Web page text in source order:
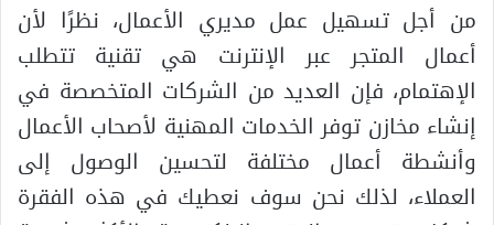
من أجل تسهيل عمل مديري الأعمال، نظرًا لأن
أعمال المتجر عبر الإنترنت هي تقنية تتطلب
الإهتمام، فإن العديد من الشركات المتخصصة في
إنشاء مخازن توفر الخدمات المهنية لأصحاب الأعمال
وأنشطة أعمال مختلفة لتحسين الوصول إلى
العملاء، لذلك نحن سوف نعطيك في هذه الفقرة